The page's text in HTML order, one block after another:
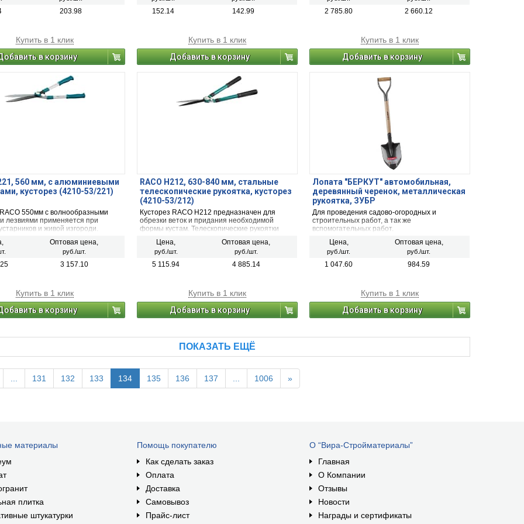
203.98
Купить в 1 клик
в корзину
152.14 142.99
Купить в 1 клик
Добавить в корзину
2 785.80 2 660.12
Купить в 1 клик
Добавить в корзину
560 мм, с алюминиевыми
кусторез (4210-53/221)
RACO 550мм с волнообразными
лезвиями применяется при
и живой изгороди.
предотвращающими
Лезвие прошло технологическую
и защищено от коррозии.
Оптовая цена,
руб./шт.
3 157.10
Купить в 1 клик
в корзину
RACO H212, 630-840 мм, стальные
телескопические рукоятка, кусторез
(4210-53/212)
Кусторез RACO H212 предназначен для
обрезки веток и придания необходимой
формы кустам. Телескопические рукоятки
Волнообразные лезвия со специальным
покрытием обеспечивают качественный
захват веток. Запатентованный механизм
Цена,
руб./шт.
Оптовая цена,
руб./шт.
5 115.94 4 885.14
Купить в 1 клик
Добавить в корзину
Лопата "БЕРКУТ" автомобильная,
деревянный черенок, металлическая
рукоятка, ЗУБР
Для проведения садово-огородных и
строительных работ, а так же
вспомогательных работ.
Цена,
руб./шт.
Оптовая цена,
руб./шт.
1 047.60 984.59
Купить в 1 клик
Добавить в корзину
ПОКАЗАТЬ ЕЩЁ
131 132 133 134 135 136 137 1006 »
материалы
плитка
штукатурки
Помощь покупателю
Как сделать заказ
Оплата
Доставка
Самовывоз
Прайс-лист
О “Вира-Стройматериалы”
Главная
О Компании
Отзывы
Новости
Награды и сертификаты